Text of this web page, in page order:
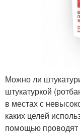
Можно ли
штукатуркой
в местах с
каких целей
помощью